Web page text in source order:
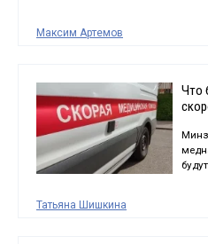
Максим Артемов
Что
Татьяна Шишкина